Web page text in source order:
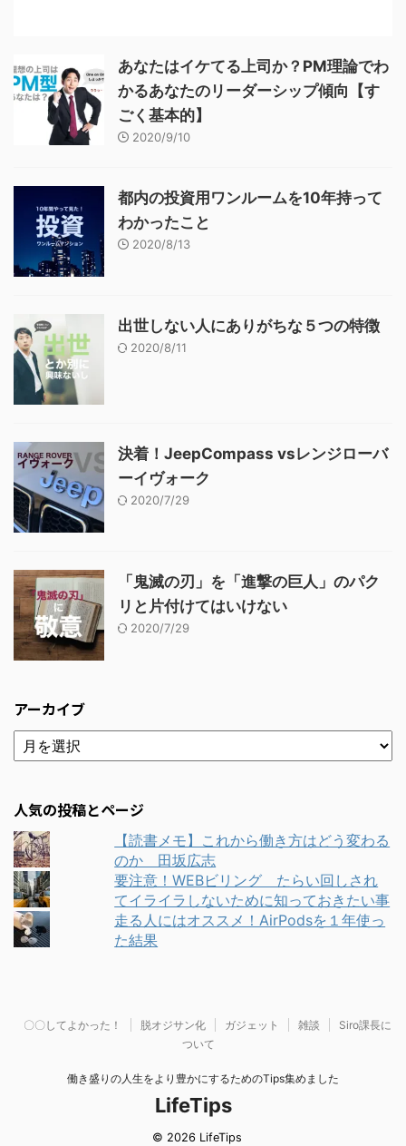
あなたはイケてる上司か？PM理論でわ
かるあなたのリーダーシップ傾向【す
ごく基本的】
2020/9/10
都内の投資用ワンルームを10年持って
わかったこと
2020/8/13
出世しない人にありがちな５つの特徴
2020/8/11
決着！JeepCompass vsレンジローバ
ーイヴォーク
2020/7/29
「鬼滅の刃」を「進撃の巨人」のパク
リと片付けてはいけない
2020/7/29
アーカイブ
人気の投稿とページ
【読書メモ】これから働き方はどう変わる
のか 田坂広志
要注意！WEBビリング たらい回しされ
てイライラしないために知っておきたい事
走る人にはオススメ！AirPodsを１年使っ
た結果
〇〇してよかった！ 脱オジサン化 ガジェット 雑談
Siro課長に
ついて
働き盛りの人生をより豊かにするためのTips集めました
LifeTips
© 2026 LifeTips